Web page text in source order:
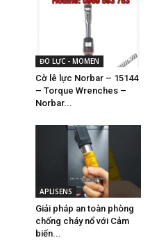
ĐO LỰC - MOMEN
Cờ lê lực Norbar – 15144
– Torque Wrenches –
Norbar...
APLISENS
Giải pháp an toàn phòng
chống cháy nổ với Cảm
biến...